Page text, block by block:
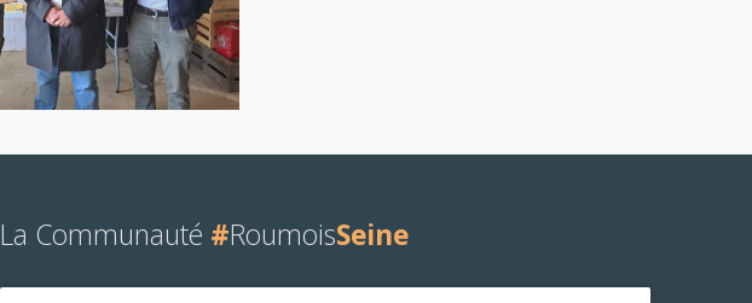
La Communauté #RoumoisSeine